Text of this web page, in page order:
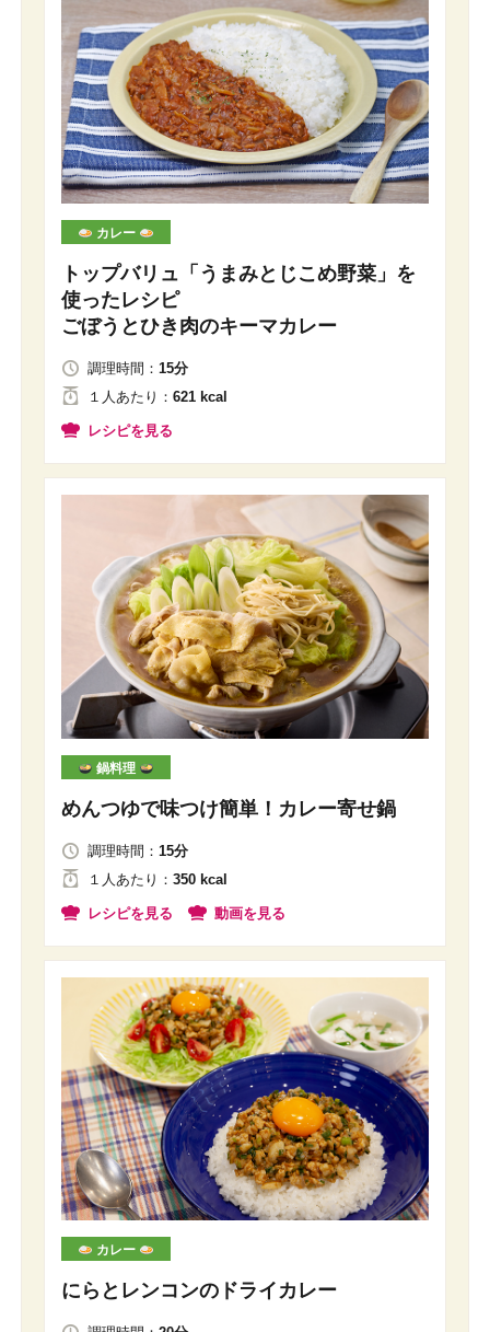
カレー
トップバリュ「うまみとじこめ野菜」を
使ったレシピ
ごぼうとひき肉のキーマカレー
調理時間： 15分
１人あたり ： 621 kcal
レシピを見る
鍋料理
めんつゆで味つけ簡単！カレー寄せ鍋
調理時間： 15分
１人 あたり ： 350 kcal
レシピを見る 動画を見る
カレー
にらとレンコンのドライカレー